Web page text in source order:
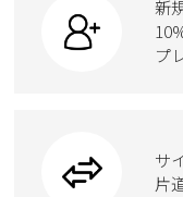
ワークシューズ
ウェア
ローファー
ブーツ
スクール
ハンドバッグ
トートバッグ
ケア用品
新
プ
サ
片